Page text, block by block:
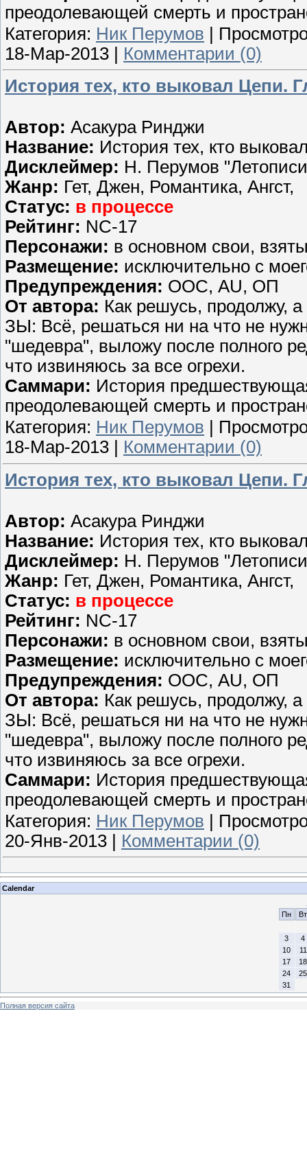
преодолевающей смерть и
Категория: Ник Перумов |
18-Мар-2013 | Комментарии (0)
История тех, кто выковал Цепи.
Автор: Асакура Ринджи
Название: История тех, кто
Дисклеймер: Н. Перумов
Жанр: Гет, Джен, Романтика, Ангст,
Статус: в процессе
Рейтинг: NC-17
Персонажи: в основном свои,
Размещение: исключительно с
Предупреждения: ООС, AU, ОП
От автора: Как решусь, продолжу,
ЗЫ: Всё, решаться ни на что не
"шедевра", выложу после полного
что извиняюсь за все огрехи.
Саммари: История
преодолевающей смерть и
Категория: Ник Перумов |
18-Мар-2013
Комментарии (0)
История тех, кто выковал Цепи.
Автор: Асакура Ринджи
Название: История тех, кто
Дисклеймер: Н. Перумов
Жанр: Гет, Джен, Романтика, Ангст,
Статус: в процессе
Рейтинг: NC-17
Персонажи: в основном свои,
Размещение: исключительно с
Предупреждения: ООС, AU, ОП
От автора: Как решусь, продолжу,
ЗЫ: Всё, решаться ни на что не
"шедевра", выложу после полного
что извиняюсь за все огрехи.
Саммари: История
преодолевающей смерть и
Категория: Ник Перумов |
20-Янв-2013
Комментарии (0)
Calendar
Пн
Вт
3
4
10
11
17
18
24
25
31
Полная версия сайта